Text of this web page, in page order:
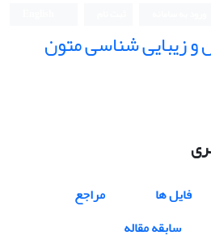
و زیبایی شناسی متون
فایل ها
مراجع
سابقه مقاله